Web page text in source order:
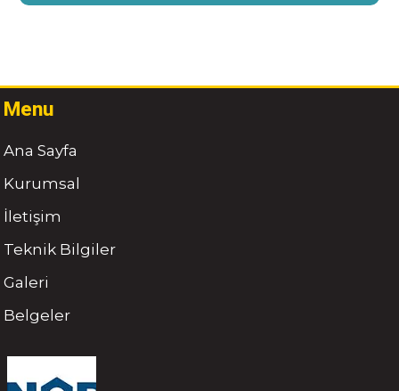
Menu
Ana Sayfa
Kurumsal
İletişim
Teknik Bilgiler
Galeri
Belgeler